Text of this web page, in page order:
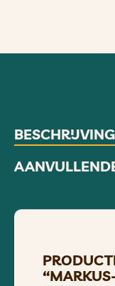
BESCHRIJVING